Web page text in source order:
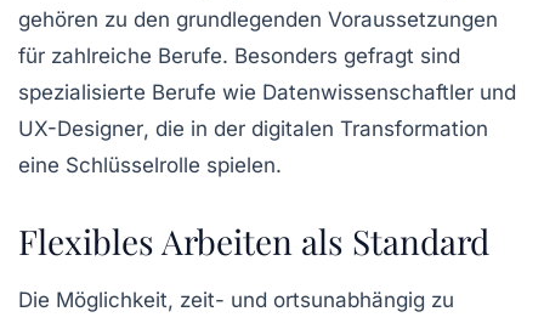
gehören zu den grundlegenden Voraussetzungen
für zahlreiche Berufe. Besonders gefragt sind
spezialisierte Berufe wie Datenwissenschaftler und
UX-Designer, die in der digitalen Transformation
eine Schlüsselrolle spielen.
Flexibles Arbeiten als Standard
Die Möglichkeit, zeit- und ortsunabhängig zu